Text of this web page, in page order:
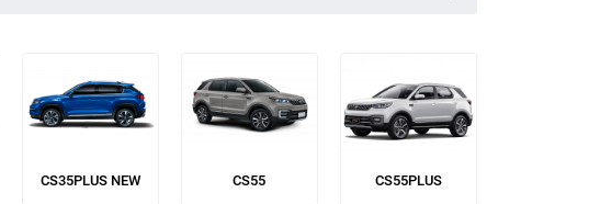
CS35PLUS NEW CS55 CS55PLUS